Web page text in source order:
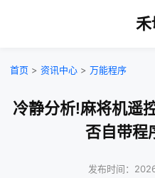
禾
首页 > 资讯中心 > 万能程序
冷静分析!麻将机遥
否自带程
发布时间：